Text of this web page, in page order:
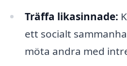
Träffa likasinnade:
ett socialt
möta andra med